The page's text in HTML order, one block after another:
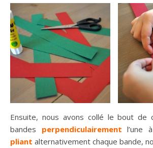
Ensuite, nous avons collé le bout de
bandes perpendiculairement l’une
pliant alternativement chaque bande,